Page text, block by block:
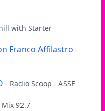
with Starter
Franco Affilastro -
- Radio Scoop - ASSE
Mix 92.7